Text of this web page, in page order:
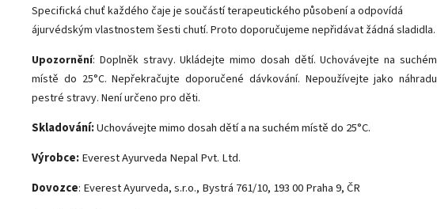
Specifická chuť každého čaje je součástí terapeutického působení a odpovídá
ájurvédským vlastnostem šesti chutí. Proto doporučujeme nepřidávat žádná sladidla.
Upozornění: Doplněk stravy. Ukládejte mimo dosah dětí. Uchovávejte na suchém
místě do 25°C. Nepřekračujte doporučené dávkování. Nepoužívejte jako náhradu
pestré stravy. Není určeno pro děti.
Skladování:Uchovávejte mimo dosah dětí a na suchém místě do 25°C.
Výrobce:Everest Ayurveda Nepal Pvt. Ltd.
Dovozce: Everest Ayurveda, s.r.o., Bystrá 761/10, 193 00 Praha 9, ČR